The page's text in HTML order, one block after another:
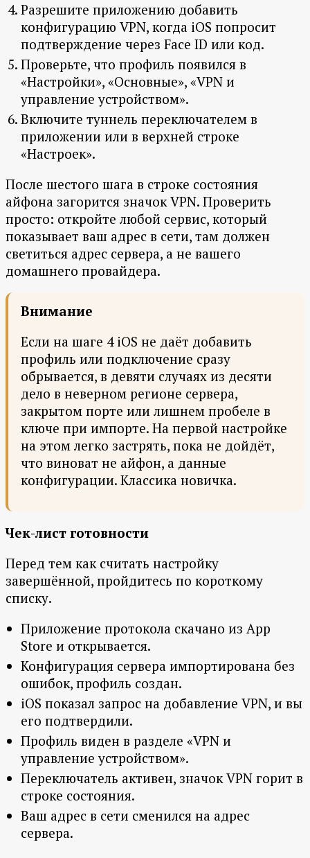
Разрешите приложению добавить
конфигурацию VPN, когда iOS попросит
подтверждение через Face ID или код.
Проверьте, что профиль появился в
«Настройки», «Основные», «VPN и
управление устройством».
Включите туннель переключателем в
приложении или в верхней строке
«Настроек».
После шестого шага в строке состояния
айфона загорится значок VPN. Проверить
просто: откройте любой сервис, который
показывает ваш адрес в сети, там должен
светиться адрес сервера, а не вашего
домашнего провайдера.
Внимание
Если на шаге 4 iOS не даёт добавить
профиль или подключение сразу
обрывается, в девяти случаях из десяти
дело в неверном регионе сервера,
закрытом порте или лишнем пробеле в
ключе при импорте. На первой настройке
на этом легко застрять, пока не дойдёт,
что виноват не айфон, а данные
конфигурации. Классика новичка.
Чек-лист готовности
Перед тем как считать настройку
завершённой, пройдитесь по короткому
списку.
Приложение протокола скачано из App
Store и открывается.
Конфигурация сервера импортирована без
ошибок, профиль создан.
iOS показал запрос на добавление VPN, и вы
его подтвердили.
Профиль виден в разделе «VPN и
управление устройством».
Переключатель активен, значок VPN горит в
строке состояния.
Ваш адрес в сети сменился на адрес
сервера.